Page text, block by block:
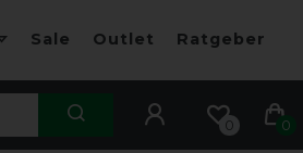
Sale Outlet Ratgeber
0 0